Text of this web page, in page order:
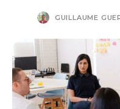
GUILLAUME